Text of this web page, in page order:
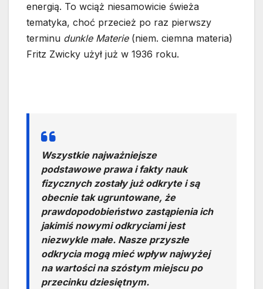
energią. To wciąż niesamowicie świeża
tematyka, choć przecież po raz pierwszy
terminu dunkle Materie(niem. ciemna materia)
Fritz Zwicky użył już w 1936 roku.
Wszystkie najważniejsze
podstawowe prawa i fakty nauk
fizycznych zostały już odkryte i są
obecnie tak ugruntowane, że
prawdopodobieństwo zastąpienia ich
jakimiś nowymi odkryciami jest
niezwykle małe. Nasze przyszłe
odkrycia mogą mieć wpływ najwyżej
na wartości na szóstym miejscu po
przecinku dziesiętnym.